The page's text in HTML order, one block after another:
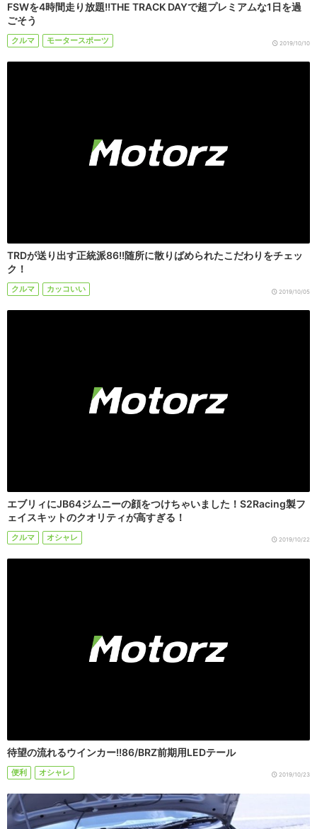
FSWを4時間走り放題!!THE TRACK DAYで超プレミアムな1日を過
ごそう
クルマ モータースポーツ 2019/10/10
TRDが送り出す正統派86!!随所に散りばめられたこだわりをチェッ
ク！
クルマ カッコいい 2019/10/05
エブリィにJB64ジムニーの顔をつけちゃいました！S2Racing製フ
ェイスキットのクオリティが高すぎる！
クルマ オシャレ 2019/10/22
待望の流れるウインカー!!86/BRZ前期用LEDテール
便利 オシャレ 2019/10/23